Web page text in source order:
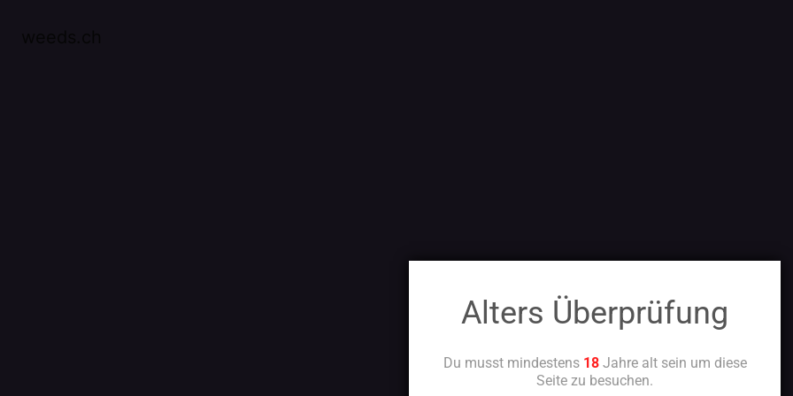
Alters Überprüfung
Du musst mindestens 18Jahre alt sein um diese
Seite zu besuchen.